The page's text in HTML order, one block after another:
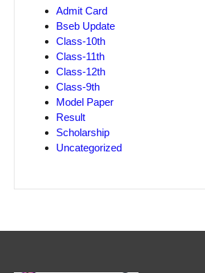
Admit Card
Bseb Update
Class-10th
Class-11th
Class-12th
Class-9th
Model Paper
Result
Scholarship
Uncategorized